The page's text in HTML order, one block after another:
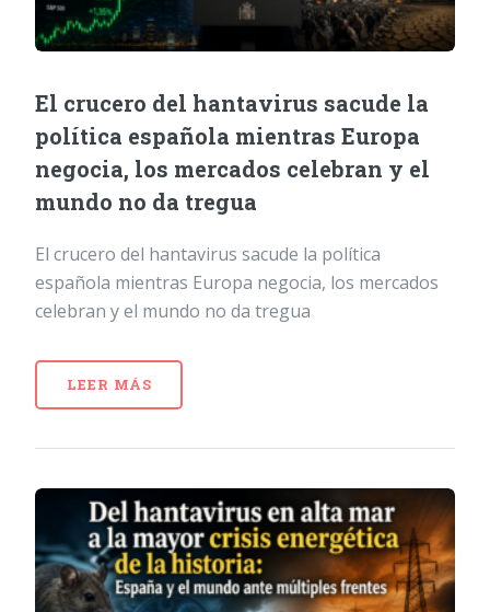
El crucero del hantavirus sacude la
política española mientras Europa
negocia, los mercados celebran y el
mundo no da tregua
El crucero del hantavirus sacude la política
española mientras Europa negocia, los mercados
celebran y el mundo no da tregua
LEER MÁS